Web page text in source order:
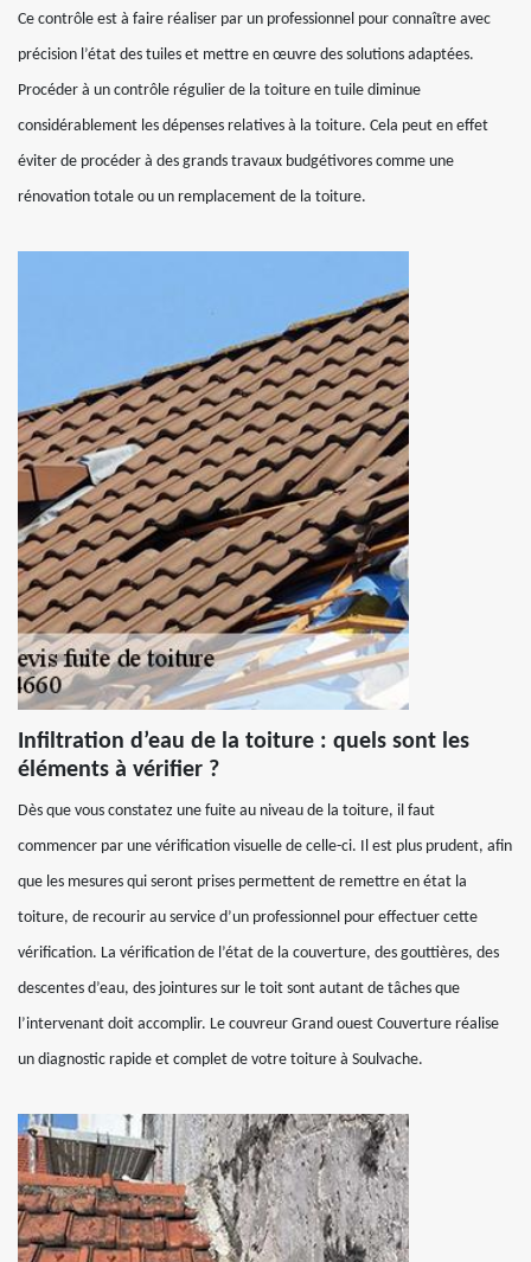
Ce contrôle est à faire réaliser par un professionnel pour connaître avec
précision l’état des tuiles et mettre en œuvre des solutions adaptées.
Procéder à un contrôle régulier de la toiture en tuile diminue
considérablement les dépenses relatives à la toiture. Cela peut en effet
éviter de procéder à des grands travaux budgétivores comme une
rénovation totale ou un remplacement de la toiture.
Infiltration d’eau de la toiture : quels sont les
éléments à vérifier ?
Dès que vous constatez une fuite au niveau de la toiture, il faut
commencer par une vérification visuelle de celle-ci. Il est plus prudent, afin
que les mesures qui seront prises permettent de remettre en état la
toiture, de recourir au service d’un professionnel pour effectuer cette
vérification. La vérification de l’état de la couverture, des gouttières, des
descentes d’eau, des jointures sur le toit sont autant de tâches que
l’intervenant doit accomplir. Le couvreur Grand ouest Couverture réalise
un diagnostic rapide et complet de votre toiture à Soulvache.